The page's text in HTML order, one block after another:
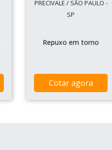
PRECIVALE / SÃO PAULO -
SP
Repuxo em torno
Cotar agora